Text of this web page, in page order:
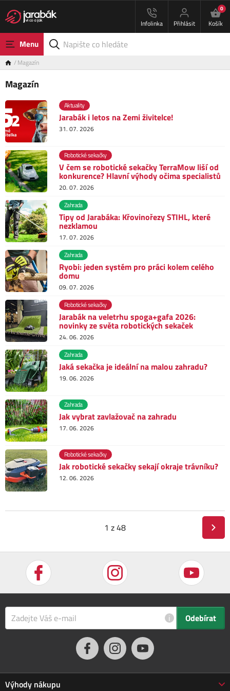
Infolinka Přihlásit
0
Košík
Menu
Magazín
Magazín
Aktuality
Jarabák i letos na Zemi živitelce!
31. 07. 2026
Robotické sekačky
V čem se robotické sekačky TerraMow liší od
konkurence? Hlavní výhody očima specialistů
20. 07. 2026
Zahrada
Tipy od Jarabáka: Křovinořezy STIHL, které
nezklamou
17. 07. 2026
Zahrada
Ryobi: jeden systém pro práci kolem celého
domu
09. 07. 2026
Robotické sekačky
Jarabák na veletrhu spoga+gafa 2026:
novinky ze světa robotických sekaček
24. 06. 2026
Zahrada
Jaká sekačka je ideální na malou zahradu?
19. 06. 2026
Zahrada
Jak vybrat zavlažovač na zahradu
17. 06. 2026
Robotické sekačky
Jak robotické sekačky sekají okraje trávníku?
12. 06. 2026
1 z 48
i Odebírat
Výhody nákupu